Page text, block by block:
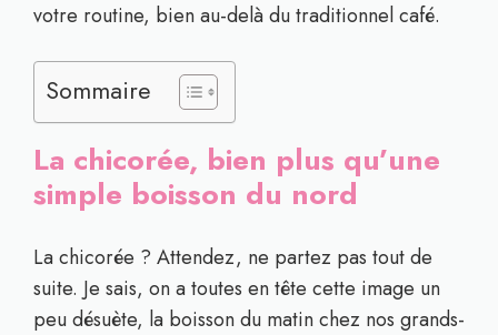
votre routine, bien au-delà du traditionnel café.
Sommaire
La chicorée, bien plus qu’une
simple boisson du nord
La chicorée ? Attendez, ne partez pas tout de
suite. Je sais, on a toutes en tête cette image un
peu désuète, la boisson du matin chez nos grands-